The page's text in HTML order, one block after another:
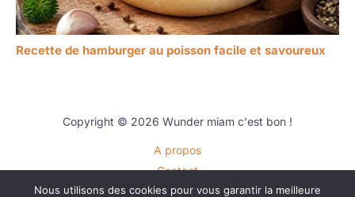
Recette de hamburger au poisson facile et savoureux
Copyright © 2026 Wunder miam c'est bon !
A propos
Contact
Plan du site
Nous utilisons des cookies pour vous garantir la meilleure